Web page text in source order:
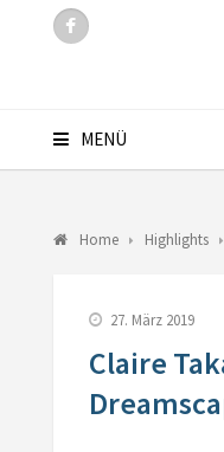
MENÜ
Home Highlights
27. März 2019
Claire